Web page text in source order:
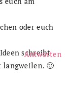
oder euch
schreibt
langweilen. 🙂
Antworten